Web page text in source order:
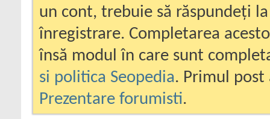
un cont, trebuie să răspundeți
înregistrare. Completarea
însă modul în care sunt
si politica Seopedia. Primul
Prezentare forumisti.